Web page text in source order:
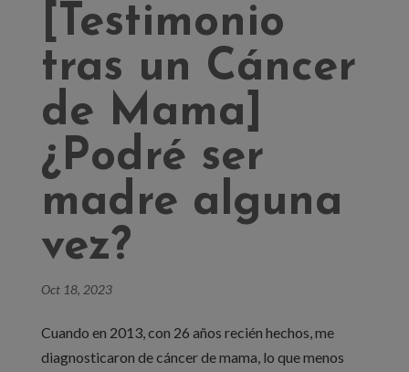
[Testimonio
tras un Cáncer
de Mama]
¿Podré ser
madre alguna
vez?
Oct 18, 2023
Cuando en 2013, con 26 años recién hechos, me
diagnosticaron de cáncer de mama, lo que menos